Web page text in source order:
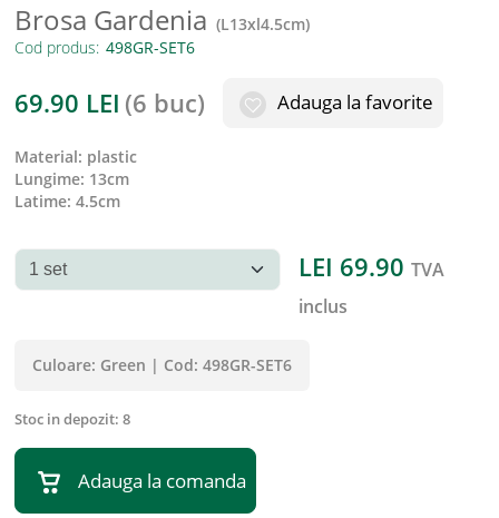
Brosa Gardenia (L13xl4.5cm)
Cod produs:
69.90 LEI (6 buc) Adauga la favorite
material: plastic
lungime: 13cm
latime: 4.5cm
LEI 69.90 TVA
inclus
Culoare: Green | Cod: 498GR-SET6
Stoc in depozit: 8
Adauga la comanda